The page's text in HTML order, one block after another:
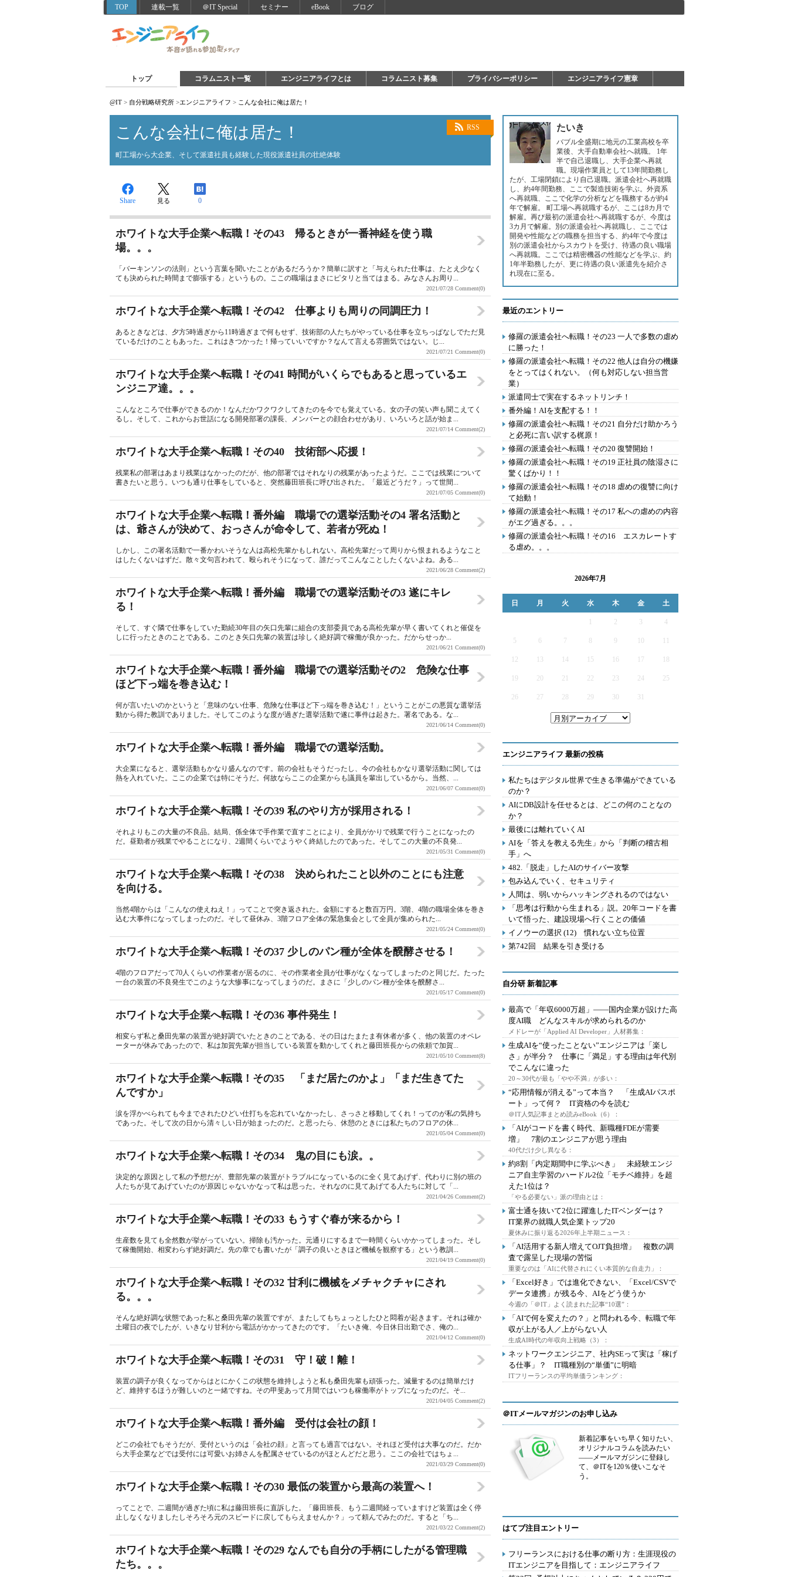
TOP 連載一覧 ＠IT Special セミナー eBook ブログ
トップ コラムニスト一覧 エンジニアライフとは コラムニスト募集 プライバシーポリシー エンジニアライフ憲章
@IT > 自分戦略研究所 >エンジニアライフ > こんな会社に俺は居た！
RSS
こんな会社に俺は居た！
町工場から大企業、そして派遣社員も経験した現役派遣社員の壮絶体験
Share 見る 0
ホワイトな大手企業へ転職！その43 帰るときが一番神経を使う職
場。。。
「バーキンソンの法則」という言葉を聞いたことがあるだろうか？簡単に訳すと「与えられた仕事は、たとえ少なく
ても決められた時間まで膨張する」というもの。ここの職場はまさにピタリと当てはまる。みなさんお周り...
2021/07/28 Comment(0)
ホワイトな大手企業へ転職！その42 仕事よりも周りの同調圧力！
あるときなどは、夕方5時過ぎから11時過ぎまで何もせず、技術部の人たちがやっている仕事を立ちっぱなしでただ見
ているだけのこともあった。これはきつかった！帰っていいですか？なんて言える雰囲気ではない。じ...
2021/07/21 Comment(0)
ホワイトな大手企業へ転職！その41 時間がいくらでもあると思っているエ
ンジニア達。。。
こんなところで仕事ができるのか！なんだかワクワクしてきたのを今でも覚えている。女の子の笑い声も聞こえてく
るし。そして、これからお世話になる開発部署の課長、メンバーとの顔合わせがあり、いろいろと話が始ま...
2021/07/14 Comment(2)
ホワイトな大手企業へ転職！その40 技術部へ応援！
残業私の部署はあまり残業はなかったのだが、他の部署ではそれなりの残業があったようだ。ここでは残業について
書きたいと思う。いつも通り仕事をしていると、突然藤田班長に呼び出された。「最近どうだ？」って世間...
2021/07/05 Comment(0)
ホワイトな大手企業へ転職！番外編 職場での選挙活動その4 署名活動と
は、爺さんが決めて、おっさんが命令して、若者が死ぬ！
しかし、この署名活動で一番かわいそうな人は高松先輩かもしれない。高松先輩だって周りから恨まれるようなこと
はしたくないはずだ。散々文句言われて、殴られそうになって、誰だってこんなことしたくないよね。ある...
2021/06/28 Comment(2)
ホワイトな大手企業へ転職！番外編 職場での選挙活動その3 遂にキレ
る！
そして、すぐ隣で仕事をしていた勤続30年目の矢口先輩に組合の支部委員である高松先輩が早く書いてくれと催促を
しに行ったときのことである。このとき矢口先輩の装置は珍しく絶好調で稼働が良かった。だからせっか...
2021/06/21 Comment(0)
ホワイトな大手企業へ転職！番外編 職場での選挙活動その2 危険な仕事
ほど下っ端を巻き込む！
何が言いたいのかというと「意味のない仕事、危険な仕事ほど下っ端を巻き込む！」ということがこの悪質な選挙活
動から得た教訓でありました。そしてこのような度が過ぎた選挙活動で遂に事件は起きた。署名である。な...
2021/06/14 Comment(0)
ホワイトな大手企業へ転職！番外編 職場での選挙活動。
大企業になると、選挙活動もかなり盛んなのです。前の会社もそうだったし、今の会社もかなり選挙活動に関しては
熱を入れていた。ここの企業では特にそうだ。何故ならここの企業からも議員を輩出しているから。当然、...
2021/06/07 Comment(0)
ホワイトな大手企業へ転職！その39 私のやり方が採用される！
それよりもこの大量の不良品。結局、係全体で手作業で直すことにより、全員がかりで残業で行うことになったの
だ。昼勤者が残業でやることになり、2週間くらいでようやく終結したのであった。そしてこの大量の不良発...
2021/05/31 Comment(0)
ホワイトな大手企業へ転職！その38 決められたこと以外のことにも注意
を向ける。
当然4階からは「こんなの使えねえ！」ってことで突き返された。金額にすると数百万円。3階、4階の職場全体を巻き
込む大事件になってしまったのだ。そして昼休み、3階フロア全体の緊急集会として全員が集められた...
2021/05/24 Comment(0)
ホワイトな大手企業へ転職！その37 少しのパン種が全体を醗酵させる！
4階のフロアだって70人くらいの作業者が居るのに、その作業者全員が仕事がなくなってしまったのと同じだ。たった
一台の装置の不良発生でこのような大惨事になってしまうのだ。まさに「少しのパン種が全体を醗酵さ...
2021/05/17 Comment(0)
ホワイトな大手企業へ転職！その36 事件発生！
相変らず私と桑田先輩の装置が絶好調でいたときのことである、その日はたまたま有休者が多く、他の装置のオペレ
ーターが休みであったので、私は加賀先輩が担当している装置を動かしてくれと藤田班長からの依頼で加賀...
2021/05/10 Comment(8)
ホワイトな大手企業へ転職！その35 「まだ居たのかよ」「まだ生きてた
んですか」
涙を浮かべられても今までされたひどい仕打ちを忘れていなかったし、さっさと移動してくれ！ってのが私の気持ち
であった。そして次の日から清々しい日が始まったのだ。と思ったら、休憩のときには私たちのフロアの休...
2021/05/04 Comment(0)
ホワイトな大手企業へ転職！その34 鬼の目にも涙。。
決定的な原因として私の予想だが、豊部先輩の装置がトラブルになっているのに全く見てあげず、代わりに別の班の
人たちが見てあげていたのが原因じゃないかなって私は思った。それなのに見てあげてる人たちに対して「...
2021/04/26 Comment(2)
ホワイトな大手企業へ転職！その33 もうすぐ春が来るから！
生産数を見ても全然数が挙がっていない。掃除も汚かった。元通りにするまで一時間くらいかかってしまった。そし
て稼働開始、相変わらず絶好調だ。先の章でも書いたが「調子の良いときほど機械を観察する」という教訓...
2021/04/19 Comment(0)
ホワイトな大手企業へ転職！その32 甘利に機械をメチャクチャにされ
る。。。
そんな絶好調な状態であった私と桑田先輩の装置ですが、またしてもちょっとしたひと悶着が起きます。それは確か
土曜日の夜でしたが、いきなり甘利から電話がかかってきたのです。「たいき俺、今日休日出勤でさ、俺の...
2021/04/12 Comment(0)
ホワイトな大手企業へ転職！その31 守！破！離！
装置の調子が良くなってからはとにかくこの状態を維持しようと私も桑田先輩も頑張った。減量するのは簡単だけ
ど、維持するほうが難しいのと一緒ですね。その甲斐あって月間ではいつも稼働率がトップになったのだ。そ...
2021/04/05 Comment(2)
ホワイトな大手企業へ転職！番外編 受付は会社の顔！
どこの会社でもそうだが、受付というのは「会社の顔」と言っても過言ではない。それほど受付は大事なのだ。だか
ら大手企業などでは受付には可愛いお姉さんを配属させているのがほとんどだと思う。ここの会社ではちょ...
2021/03/29 Comment(0)
ホワイトな大手企業へ転職！その30 最低の装置から最高の装置へ！
ってことで、二週間が過ぎた頃に私は藤田班長に直訴した。「藤田班長、もう二週間経っていますけど装置は全く停
止しなくなりましたしそろそろ元のスピードに戻してもらえませんか？」って頼んでみたのだ。すると「ち...
2021/03/22 Comment(2)
ホワイトな大手企業へ転職！その29 なんでも自分の手柄にしたがる管理職
たち。。。
たいき
バブル全盛期に地元の工業高校を卒
業後、大手自動車会社へ就職。 1年
半で自己退職し、大手企業へ再就
職。現場作業員として13年間勤務し
たが、工場閉鎖により自己退職。派遣会社へ再就職
し、約4年間勤務、ここで製造技術を学ぶ。外資系
へ再就職、ここで化学の分析などを職務するが約4
年で解雇。 町工場へ再就職するが、ここは8カ月で
解雇。再び最初の派遣会社へ再就職するが、今度は
3カ月で解雇。別の派遣会社へ再就職し、ここでは
開発や性能などの職務を担当する、約4年で今度は
別の派遣会社からスカウトを受け、待遇の良い職場
へ再就職。ここでは精密機器の性能などを学ぶ、約
1年半勤務したが、更に待遇の良い派遣先を紹介さ
れ現在に至る。
最近のエントリー
修羅の派遣会社へ転職！その23 一人で多数の虐め
に勝った！
修羅の派遣会社へ転職！その22 他人は自分の機嫌
をとってはくれない。（何も対応しない担当営
業）
派遣同士で実在するネットリンチ！
番外編！AIを支配する！！
修羅の派遣会社へ転職！その21 自分だけ助かろう
と必死に言い訳する梶原！
修羅の派遣会社へ転職！その20 復讐開始！
修羅の派遣会社へ転職！その19 正社員の陰湿さに
驚くばかり！！
修羅の派遣会社へ転職！その18 虐めの復讐に向け
て始動！
修羅の派遣会社へ転職！その17 私への虐めの内容
がエグ過ぎる。。。
修羅の派遣会社へ転職！その16 エスカレートす
る虐め。。。
2026年7月
日 月 火 水 木 金 土
2 3 4
5 6 7 9
12 13 14 15 16 17
19 20 21 22 23 24 25
26 27 28 29 30 31
エンジニアライフ 最新の投稿
私たちはデジタル世界で生きる準備ができている
のか？
AIにDB設計を任せるとは、どこの何のことなの
か？
最後には離れていくAI
AIを「答えを教える先生」から「判断の稽古相
手」へ
482.「脱走」したAIのサイバー攻撃
包み込んでいく、セキュリティ
人間は、弱いからハッキングされるのではない
「思考は行動から生まれる」説。20年コードを書
いて悟った、建設現場へ行くことの価値
イノウーの選択 (12) 慣れない立ち位置
第742回 結果を引き受ける
自分研 新着記事
最高で「年収6000万超」――国内企業が設けた高
度AI職 どんなスキルが求められるのか
メドレーが「Applied AI Developer」人材募集：
生成AIを“使ったことない”エンジニアは「楽し
さ」が半分？ 仕事に「満足」する理由は年代別
でこんなに違った
20～30代が最も「やや不満」が多い：
“応用情報が消える”って本当？ 「生成AIパスポ
ート」って何？ IT資格の今を読む
＠IT人気記事まとめ読みeBook（6）：
「AIがコードを書く時代、新職種FDEが需要
増」 7割のエンジニアが思う理由
40代だけ少し異なる：
約8割「内定期間中に学ぶべき」 未経験エンジ
ニア自主学習のハードル2位「モチベ維持」を超
えた1位は？
「やる必要ない」派の理由とは：
富士通を抜いて2位に躍進したITベンダーは？
IT業界の就職人気企業トップ20
夏休みに振り返る2026年上半期ニュース：
「AI活用する新人増えてOJT負担増」 複数の調
査で露呈した現場の苦悩
重要なのは「AIに代替されにくい本質的な自走力」：
「Excel好き」では進化できない、「Excel/CSVで
データ連携」が残る今、AIをどう使うか
今週の「＠IT」よく読まれた記事“10選”：
「AIで何を変えたの？」と問われる今、転職で年
収が上がる人／上がらない人
生成AI時代の年収向上戦略（3）：
ネットワークエンジニア、社内SEって実は「稼げ
る仕事」？ IT職種別の“単価”に明暗
ITフリーランスの平均単価ランキング：
＠ITメールマガジンのお申し込み
新着記事をいち早く知りたい、
オリジナルコラムを読みたい
――メールマガジンに登録し
て、＠ITを120％使いこなそ
う。
はてブ注目エントリー
フリーランスにおける仕事の断り方：生涯現役の
ITエンジニアを目指して：エンジニアライフ